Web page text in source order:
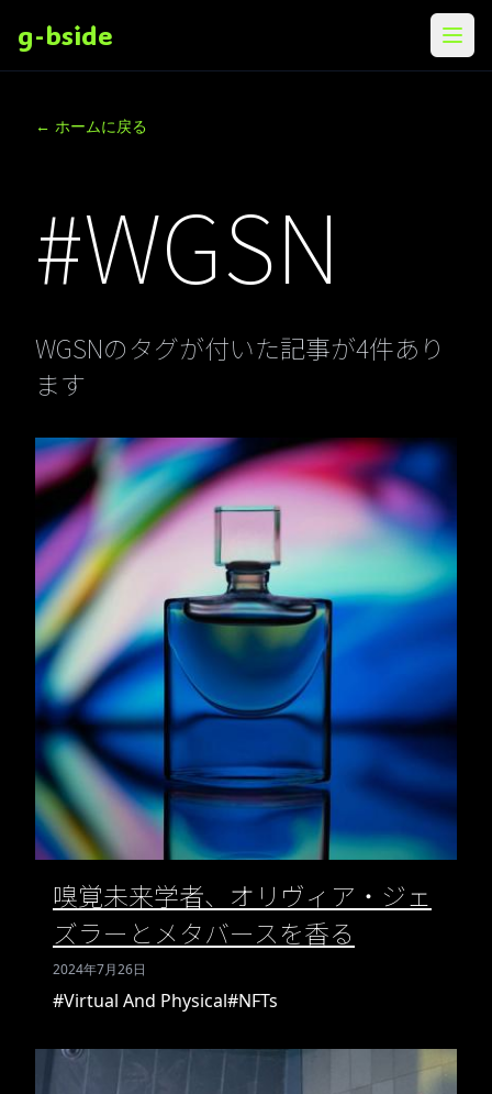
g-bside メニ
← ホームに戻る
#WGSN
WGSNのタグが付いた記事が4件あり
ます
嗅覚未来学者、オリヴィア・ジェ
ズラーとメタバースを香る
2024年7月26日
#Virtual And Physical#NFTs